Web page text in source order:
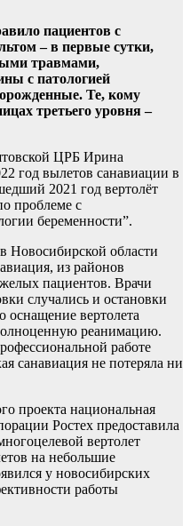
пациентов с
– в первые сутки,
травмами,
с патологией
Те, кому
третьего уровня –
ЦРБ Ирина
год вылетов санавиации в
2021 год вертолёт
проблеме с
беременности”.
Новосибирской области
из районов
пациентов. Врачи
случались и остановки
оснащение вертолета
реанимацию.
работе
санавиация не потеряла ни
проекта национальная
Ростех предоставила
вертолет
на небольшие
у новосибирских
работы